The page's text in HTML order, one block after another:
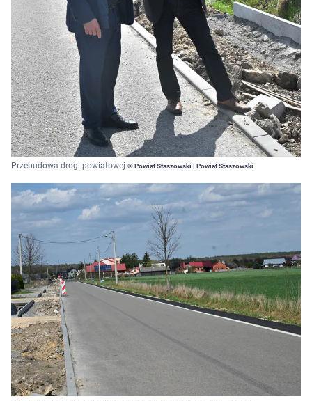
Przebudowa drogi powiatowej © Powiat Staszowski | Powiat Staszowski